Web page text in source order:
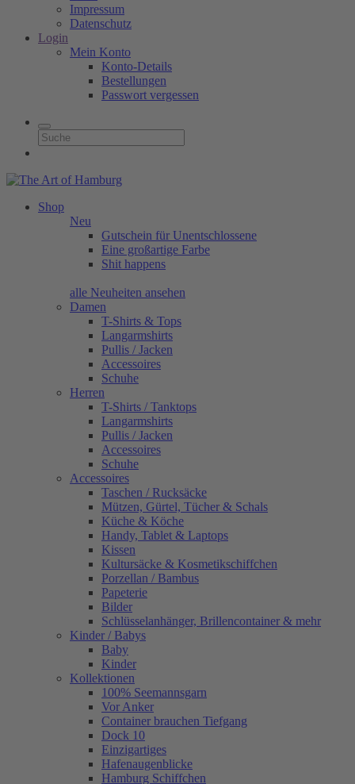
Impressum
Datenschutz
Login
Mein Konto
Konto-Details
Bestellungen
Passwort vergessen
Shop
Neu
Gutschein für Unentschlossene
Eine großartige Farbe
Shit happens
alle Neuheiten ansehen
Damen
T-Shirts & Tops
Langarmshirts
Pullis / Jacken
Accessoires
Schuhe
Herren
T-Shirts / Tanktops
Langarmshirts
Pullis / Jacken
Accessoires
Schuhe
Accessoires
Taschen / Rucksäcke
Mützen, Gürtel, Tücher & Schals
Küche & Köche
Handy, Tablet & Laptops
Kissen
Kultursäcke & Kosmetikschiffchen
Porzellan / Bambus
Papeterie
Bilder
Schlüsselanhänger, Brillencontainer & mehr
Kinder / Babys
Baby
Kinder
Kollektionen
100% Seemannsgarn
Vor Anker
Container brauchen Tiefgang
Dock 10
Einzigartiges
Hafenaugen­blicke
Hamburg Schiffchen